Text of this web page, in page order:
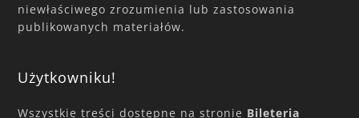
niewłaściwego zrozumienia lub zastosowania
publikowanych materiałów.
Użytkowniku!
Wszystkie treści dostępne na stronie Bileteria